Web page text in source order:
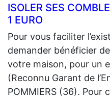
ISOLER SES
1 EURO
Pour vous faciliter
demander bénéficier
votre maison, pour un
(Reconnu Garant de
POMMIERS (36). Pour